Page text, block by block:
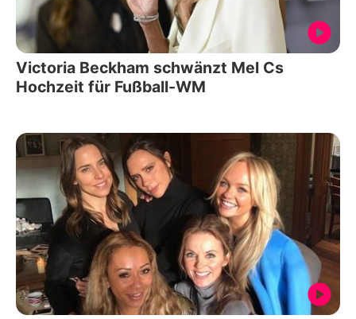
Victoria Beckham schwänzt Mel Cs
Hochzeit für Fußball-WM